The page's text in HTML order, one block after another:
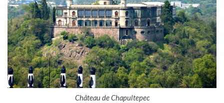
Château de Chapultepec